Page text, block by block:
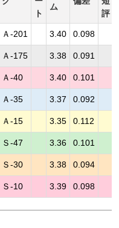
ト
ム
評
Ａ-201 3.40 0.098
Ａ-175 3.38 0.091
Ａ-40 3.40 0.101
Ａ-35 3.37 0.092
Ａ-15 3.35 0.112
Ｓ-47 3.36 0.101
Ｓ-30 3.38 0.094
Ｓ-10 3.39 0.098